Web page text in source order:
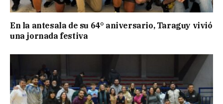
En la antesala de su 64° aniversario, Taraguy vivió
una jornada festiva